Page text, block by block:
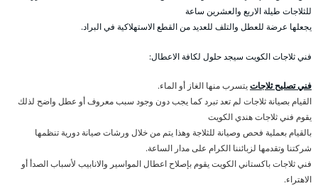
للثلاجات طيلة الاربع والعشرين ساعة
يجعلها عرضة للعطل والتلف للعديد من القطع الاستهلاكية في البراد.
فني ثلاجات الكويت سيجد حلول لكافة الاعطال:
فني تصليح ثلاجاتيتسرب منها الغاز أو الماء.
القيام بصيانة ثلاجات لم تعد تبرد كما يجب دون وجود سبب معروف أو عطل واضح لذلك
يقوم فني ثلاجات هندي الكويت
بالقيام بعملية فحص وصيانة للثلاجة وهذا يتم من خلال ورشات صيانة دورية تنظمها
شركتنا وتقدمها لزبائننا الكرام على مدار الساعة.
فني ثلاجات باكستاني الكويت يقوم بإصلاح اعطال المواسير والانابيب لأسباب الصدأ أو
الاهتراء.